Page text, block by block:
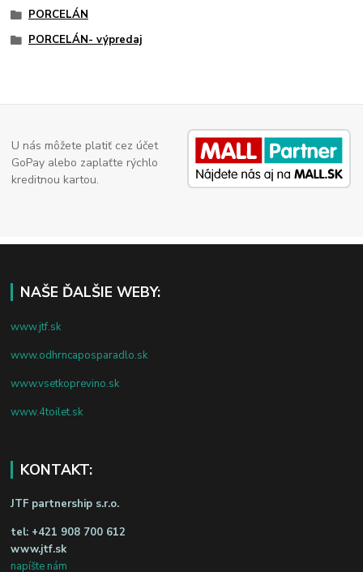
PORCELÁN
PORCELÁN- výpredaj
U nás môžete platiť cez účet
GoPay alebo zaplaťte rýchlo
kreditnou kartou.
NAŠE ĎALŠIE WEBY:
www.jtf.sk
www.odhrncaposparadlo.sk
www.vsetkoprevino.sk
www.4toilet.sk
KONTAKT:
JTF partnership s.r.o.
tel: +421 908 700 612
www.jtf.sk
napíšte nám